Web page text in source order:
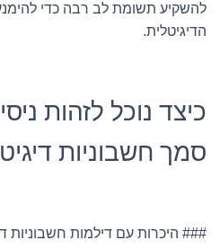
להשקיע תשומת לב רבה כדי
הדיגיטלית.
כיצד נוכל לזהות
סמך חשבוניות
### היכרות עם דילמות חשבוניות